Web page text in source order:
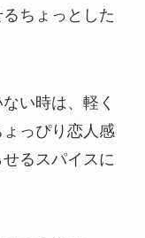
ちょっとした
い時は、軽く
っぴり恋人感
るスパイスに